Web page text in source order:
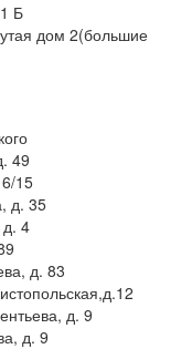
Б
дом 2(большие
49
15
д. 35
д. 4
д. 83
д. 9
д. 9